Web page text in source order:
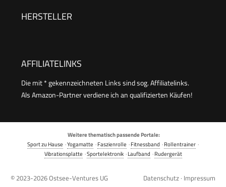
HERSTELLER
AFFILIATELINKS
Die mit * gekennzeichneten Links sind sog. Affiliatelinks.
Als Amazon-Partner verdiene ich an qualifizierten Käufen!
Weitere thematisch passende Portale:
Sport zu Hause ·Yogamatte ·Faszienrolle ·Fitnessband ·Rollentrainer ·
Vibrationsplatte ·Sportelektronik·Laufband ·Rudergerät
© 2023-2026Ostsee-Ventures UG Datenschutz · Impressum